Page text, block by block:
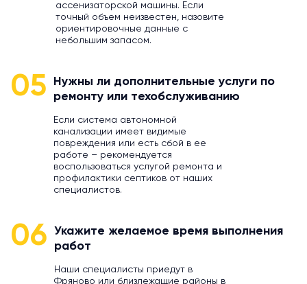
ассенизаторской машины. Если
точный объем неизвестен, назовите
ориентировочные данные с
небольшим запасом.
05
Нужны ли дополнительные услуги по
ремонту или техобслуживанию
Если система автономной
канализации имеет видимые
повреждения или есть сбой в ее
работе – рекомендуется
воспользоваться услугой ремонта и
профилактики септиков от наших
специалистов.
06
Укажите желаемое время выполнения
работ
Наши специалисты приедут в
Фряново или близлежащие районы в